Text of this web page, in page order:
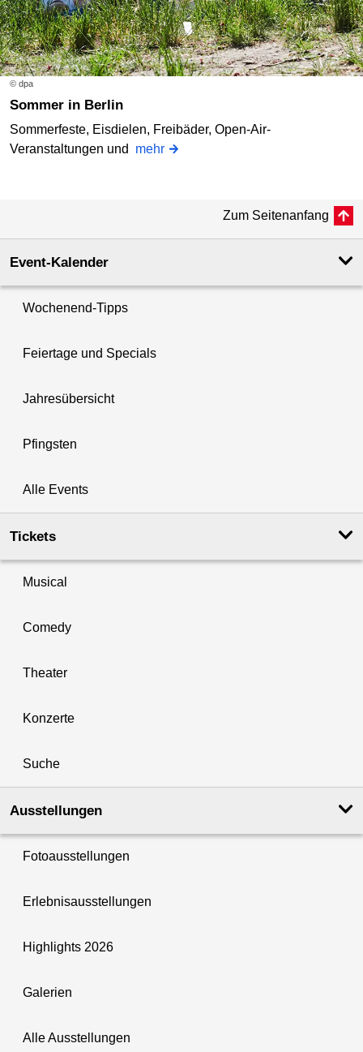
© dpa
Sommer in Berlin
Sommerfeste, Eisdielen, Freibäder, Open-Air-
Veranstaltungen und mehr
Zum Seitenanfang
Event-Kalender
Wochenend-Tipps
Feiertage und Specials
Jahresübersicht
Pfingsten
Alle Events
Tickets
Musical
Comedy
Theater
Konzerte
Suche
Ausstellungen
Fotoausstellungen
Erlebnisausstellungen
Highlights 2026
Galerien
Alle Ausstellungen